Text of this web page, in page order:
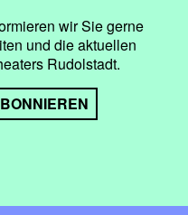
wir Sie gerne
und die aktuellen
Rudolstadt.